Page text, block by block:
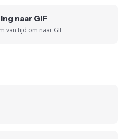
naar GIF
van tijd om naar GIF